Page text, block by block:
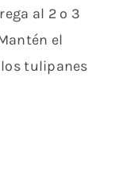
al 2 o 3
el
tulipanes